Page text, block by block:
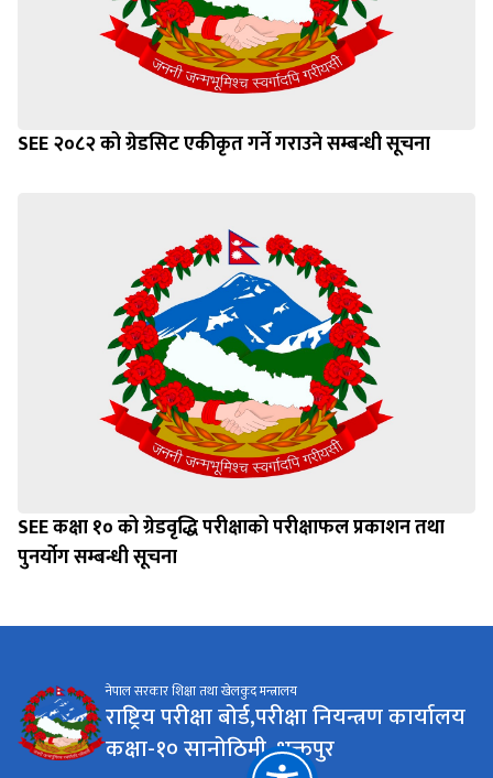
SEE २०८२ को ग्रेडसिट एकीकृत गर्ने गराउने सम्बन्धी सूचना
SEE कक्षा १० को ग्रेडवृद्धि परीक्षाको परीक्षाफल प्रकाशन तथा
पुनर्योग सम्बन्धी सूचना
राष्ट्रिय परीक्षा बोर्ड,परीक्षा नियन्त्रण कार्यालय
कक्षा-१० सानोठिमी, भक्तपुर